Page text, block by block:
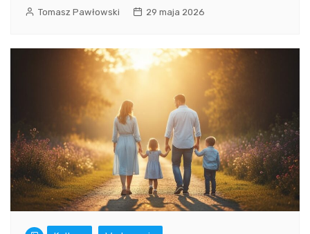
Tomasz Pawłowski 29 maja 2026